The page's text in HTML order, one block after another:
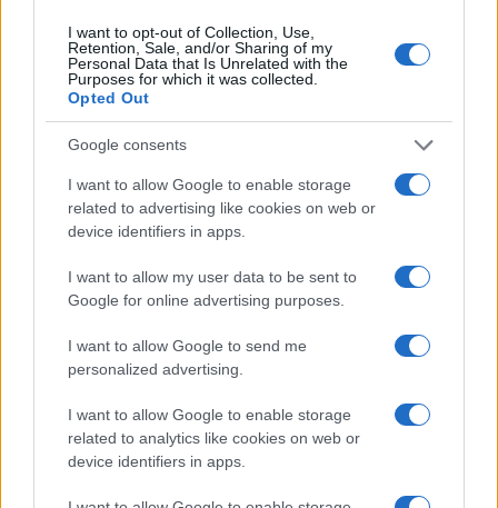
I want to opt-out of Collection, Use,
Retention, Sale, and/or Sharing of my
Personal Data that Is Unrelated with the
Purposes for which it was collected.
Opted Out
Google consents
I want to allow Google to enable storage
related to advertising like cookies on web or
device identifiers in apps.
I want to allow my user data to be sent to
Google for online advertising purposes.
I want to allow Google to send me
personalized advertising.
I want to allow Google to enable storage
related to analytics like cookies on web or
device identifiers in apps.
#ratko mladić